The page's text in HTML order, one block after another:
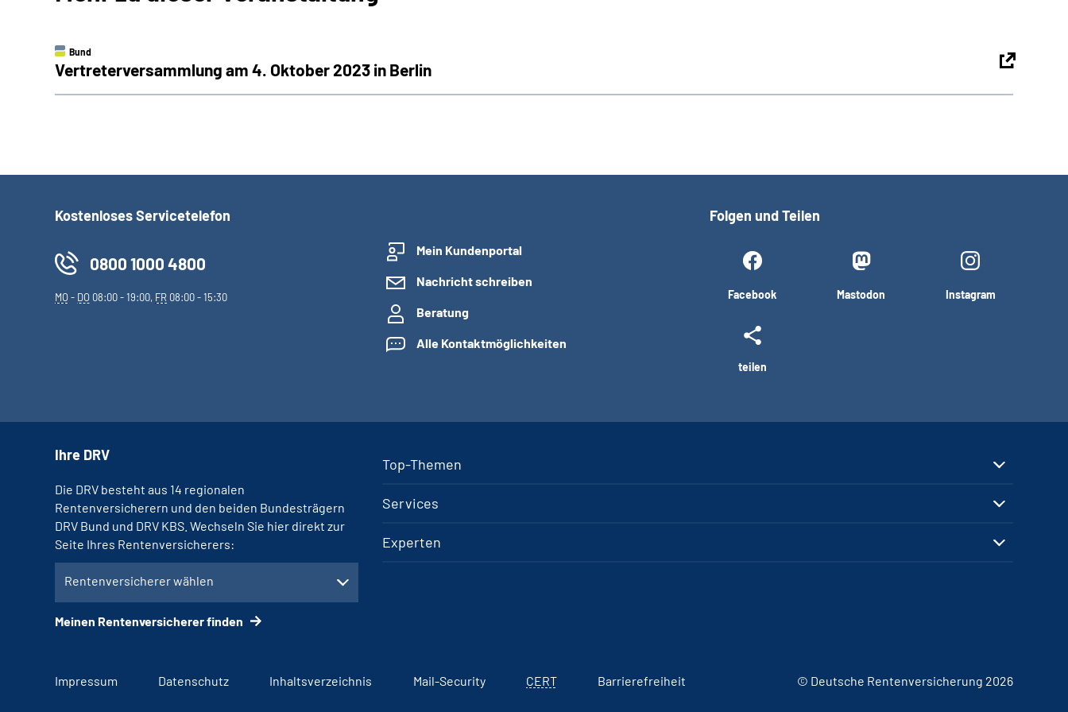
Bund
Vertreterversammlung am 4. Oktober 2023 in Berlin
Kostenloses Servicetelefon
0800 1000 4800
MO- DO 08:00 - 19:00, FR 08:00 - 15:30
Mein Kundenportal
Nachricht schreiben
Beratung
Alle Kontaktmöglichkeiten
Folgen und Teilen
Facebook Mastodon Instagram
teilen
Top-Themen
Services
Experten
Ihre DRV
Die DRV besteht aus 14 regionalen
Rentenversicherern und den beiden Bundesträgern
DRV Bund und DRV KBS. Wechseln Sie hier direkt zur
Seite Ihres Rentenversicherers:
Rentenversicherer wählen
Meinen Rentenversicherer finden
Impressum Datenschutz Inhaltsverzeichnis Mail-Security CERT Barrierefreiheit © Deutsche Rentenversicherung 2026